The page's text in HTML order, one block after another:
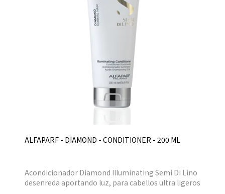
ALFAPARF - DIAMOND - CONDITIONER - 200 ML
Acondicionador Diamond Illuminating Semi Di Lino
desenreda aportando luz, para cabellos ultra ligeros